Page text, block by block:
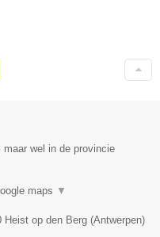
wel in de provincie
maps ▼
Heist op den Berg (Antwerpen)